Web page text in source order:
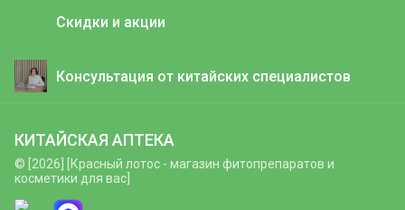
Скидки и акции
Консультация от китайских специалистов
КИТАЙСКАЯ АПТЕКА
© [2026] [Красный лотос - магазин фитопрепаратов и
косметики для вас]